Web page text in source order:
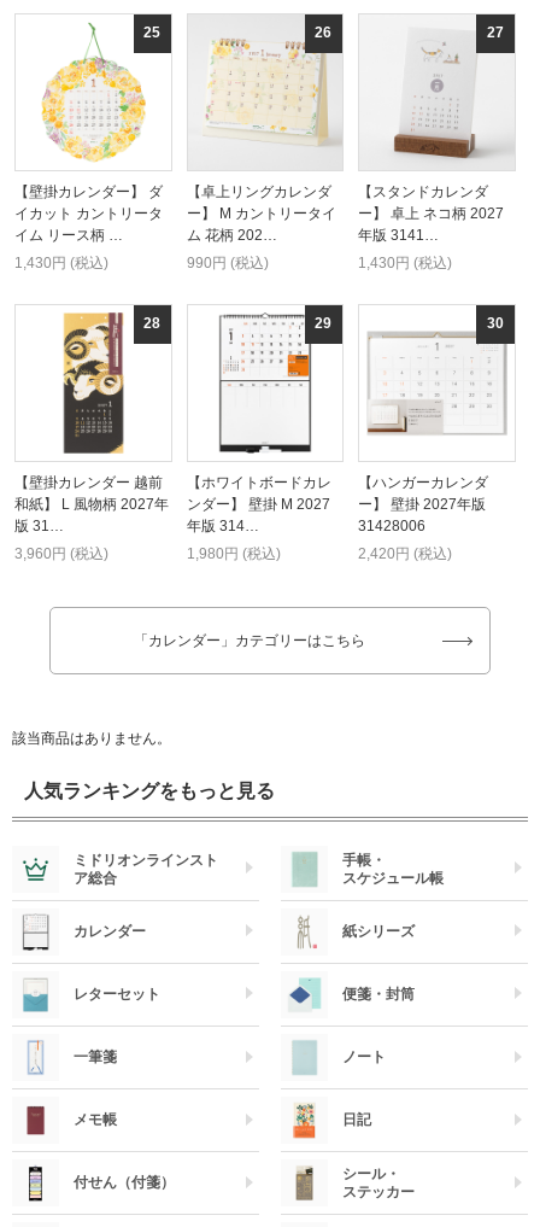
【壁掛カレンダー】 ダ
イカット カントリータ
イム リース柄 …
1,430円 (税込)
【卓上リングカレンダ
ー】 M カントリータイ
ム 花柄 202…
990円 (税込)
【スタンドカレンダ
ー】 卓上 ネコ柄 2027
年版 3141…
1,430円 (税込)
【壁掛カレンダー 越前
和紙】 L 風物柄 2027年
版 31…
3,960円 (税込)
【ホワイトボードカレ
ンダー】 壁掛 M 2027
年版 314…
1,980円 (税込)
【ハンガーカレンダ
ー】 壁掛 2027年版
31428006
2,420円 (税込)
「カレンダー」カテゴリーはこちら
該当商品はありません。
人気ランキングをもっと見る
ミドリオンラインスト
ア総合
手帳・
スケジュール帳
カレンダー 紙シリーズ
レターセット 便箋・封筒
一筆箋 ノート
メモ帳 日記
付せん（付箋）
シール・
ステッカー